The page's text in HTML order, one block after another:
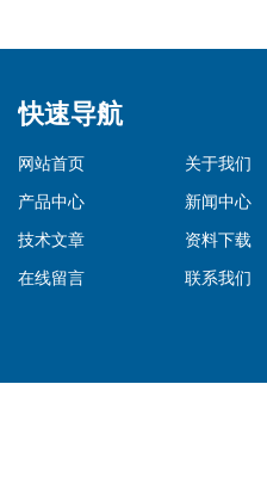
快速导航
网站首页
关于我们
产品中心
新闻中心
技术文章
资料下载
在线留言
联系我们